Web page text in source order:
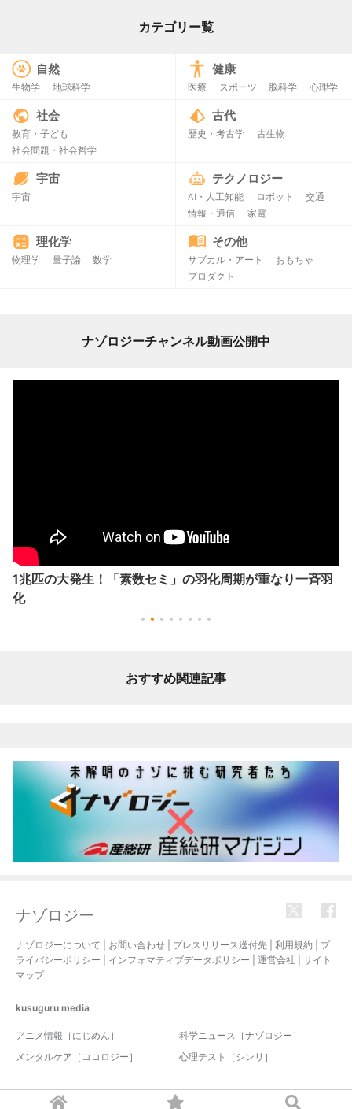
カテゴリー覧
自然
生物学 地球科学
健康
医療 スポーツ 脳科学 心理学
社会
教育・子ども
社会問題・社会哲学
古代
歴史・考古学 古生物
宇宙
宇宙
テクノロジー
AI・人工知能 ロボット
交通
情報・通信
家電
理化学
物理学 量子論 数学
その他
サブカル・アート
おもちゃ
プロダクト
ナゾロジーチャンネル動画公開中
1兆匹の大発生！「素数セミ」の羽化周期が重なり一斉羽
化
おすすめ関連記事
ナゾロジー
ナゾロジーについて お問い合わせ プレスリリース送付先 利用規約
プ
ライバシーポリシー
インフォマティブデータポリシー 運営会社
サイト
マップ
kusuguru media
アニメ情報［にじめん］
科学ニュース［ナゾロジー］
メンタルケア［ココロジー］
心理テスト［シンリ］
© 2017-2026 nazology. all rights reserved.